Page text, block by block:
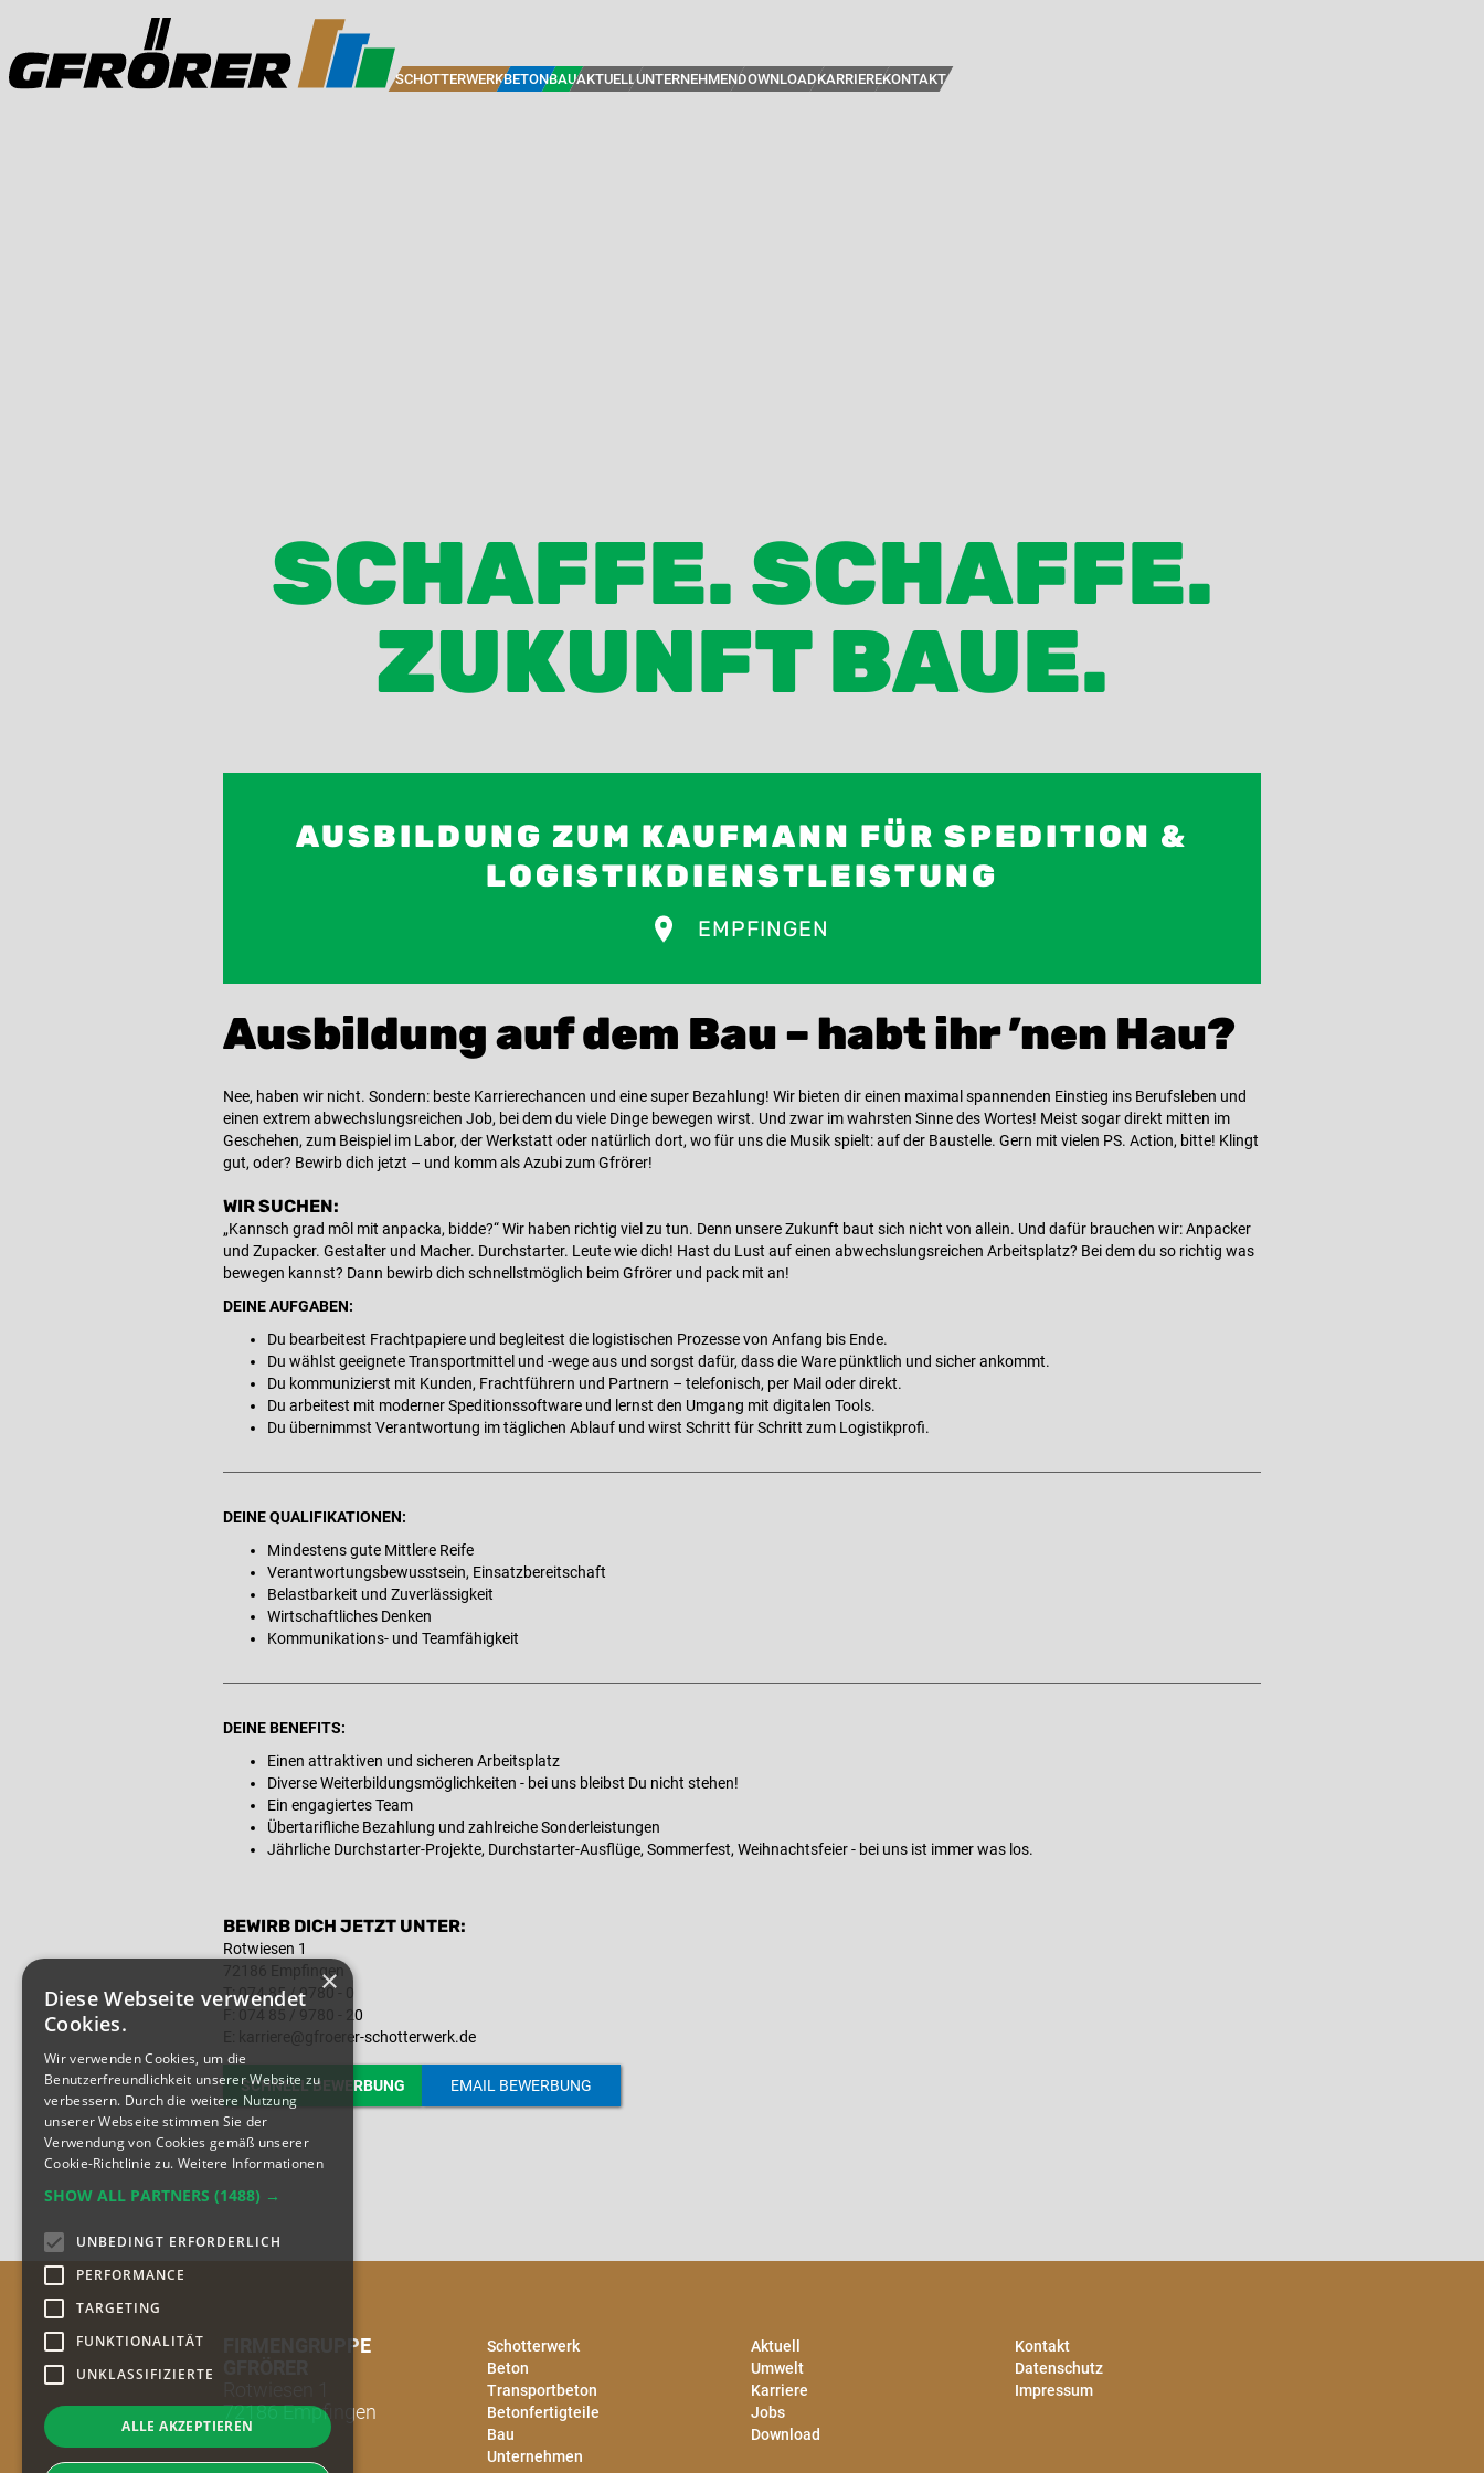
SCHOTTERWERKBETONBAUAKTUELLUNTERNEHMENDOWNLOADKARRIEREKONTAKT
SCHAFFE. SCHAFFE.
ZUKUNFT BAUE.
AUSBILDUNG ZUM KAUFMANN FÜR SPEDITION &
LOGISTIKDIENSTLEISTUNG
EMPFINGEN
Ausbildung auf dem Bau – habt ihr ’nen Hau?
Nee, haben wir nicht. Sondern: beste Karrierechancen und eine super Bezahlung! Wir bieten dir einen maximal spannenden Einstieg ins Berufsleben und
einen extrem abwechslungsreichen Job, bei dem du viele Dinge bewegen wirst. Und zwar im wahrsten Sinne des Wortes! Meist sogar direkt mitten im
Geschehen, zum Beispiel im Labor, der Werkstatt oder natürlich dort, wo für uns die Musik spielt: auf der Baustelle. Gern mit vielen PS. Action, bitte! Klingt
gut, oder? Bewirb dich jetzt – und komm als Azubi zum Gfrörer!
WIR SUCHEN:
„Kannsch grad môl mit anpacka, bidde?“ Wir haben richtig viel zu tun. Denn unsere Zukunft baut sich nicht von allein. Und dafür brauchen wir: Anpacker
und Zupacker. Gestalter und Macher. Durchstarter. Leute wie dich! Hast du Lust auf einen abwechslungsreichen Arbeitsplatz? Bei dem du so richtig was
bewegen kannst? Dann bewirb dich schnellstmöglich beim Gfrörer und pack mit an!
DEINE AUFGABEN:
Du bearbeitest Frachtpapiere und begleitest die logistischen Prozesse von Anfang bis Ende.
Du wählst geeignete Transportmittel und -wege aus und sorgst dafür, dass die Ware pünktlich und sicher ankommt.
Du kommunizierst mit Kunden, Frachtführern und Partnern – telefonisch, per Mail oder direkt.
Du arbeitest mit moderner Speditionssoftware und lernst den Umgang mit digitalen Tools.
Du übernimmst Verantwortung im täglichen Ablauf und wirst Schritt für Schritt zum Logistikprofi.
DEINE QUALIFIKATIONEN:
Mindestens gute Mittlere Reife
Verantwortungsbewusstsein, Einsatzbereitschaft
Belastbarkeit und Zuverlässigkeit
Wirtschaftliches Denken
Kommunikations- und Teamfähigkeit
DEINE BENEFITS:
Einen attraktiven und sicheren Arbeitsplatz
Diverse Weiterbildungsmöglichkeiten - bei uns bleibst Du nicht stehen!
Ein engagiertes Team
Übertarifliche Bezahlung und zahlreiche Sonderleistungen
Jährliche Durchstarter-Projekte, Durchstarter-Ausflüge, Sommerfest, Weihnachtsfeier - bei uns ist immer was los.
BEWIRB DICH JETZT UNTER:
Rotwiesen 1
72186 Empfingen
T: 074 85 / 9780 - 0
F: 074 85 / 9780 - 20
E: karriere@gfroerer-schotterwerk.de
SCHNELL BEWERBUNG EMAIL BEWERBUNG
FIRMENGRUPPE
72186 Empfingen
Schotterwerk
Beton
Transportbeton
Betonfertigteile
Bau
Unternehmen
Aktuell
Umwelt
Karriere
Jobs
Download
Kontakt
Datenschutz
Impressum
×
Diese Webseite verwendet
Cookies.
Wir verwenden Cookies, um die
Benutzerfreundlichkeit unserer Website zu
verbessern. Durch die weitere Nutzung
unserer Webseite stimmen Sie der
Verwendung von Cookies gemäß unserer
Cookie-Richtlinie zu. Weitere Informationen
SHOW ALL PARTNERS (1488) →
UNBEDINGT ERFORDERLICH
PERFORMANCE
TARGETING
FUNKTIONALITÄT
UNKLASSIFIZIERTE
ALLE AKZEPTIEREN